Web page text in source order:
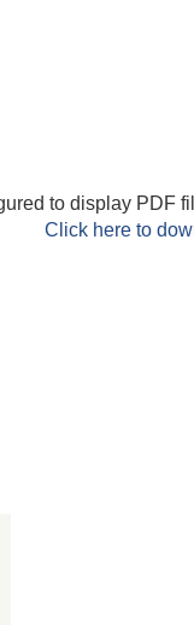
to display PDF
Click here to